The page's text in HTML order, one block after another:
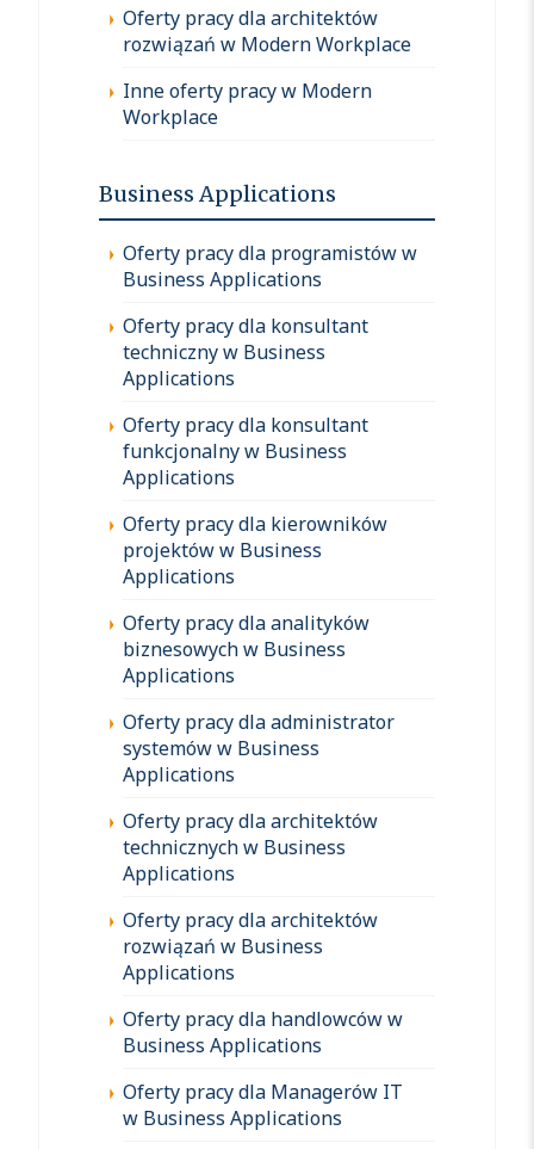
Oferty pracy dla architektów
rozwiązań w Modern Workplace
Inne oferty pracy w Modern
Workplace
Business Applications
Oferty pracy dla programistów w
Business Applications
Oferty pracy dla konsultant
techniczny w Business
Applications
Oferty pracy dla konsultant
funkcjonalny w Business
Applications
Oferty pracy dla kierowników
projektów w Business
Applications
Oferty pracy dla analityków
biznesowych w Business
Applications
Oferty pracy dla administrator
systemów w Business
Applications
Oferty pracy dla architektów
technicznych w Business
Applications
Oferty pracy dla architektów
rozwiązań w Business
Applications
Oferty pracy dla handlowców w
Business Applications
Oferty pracy dla Managerów IT
w Business Applications